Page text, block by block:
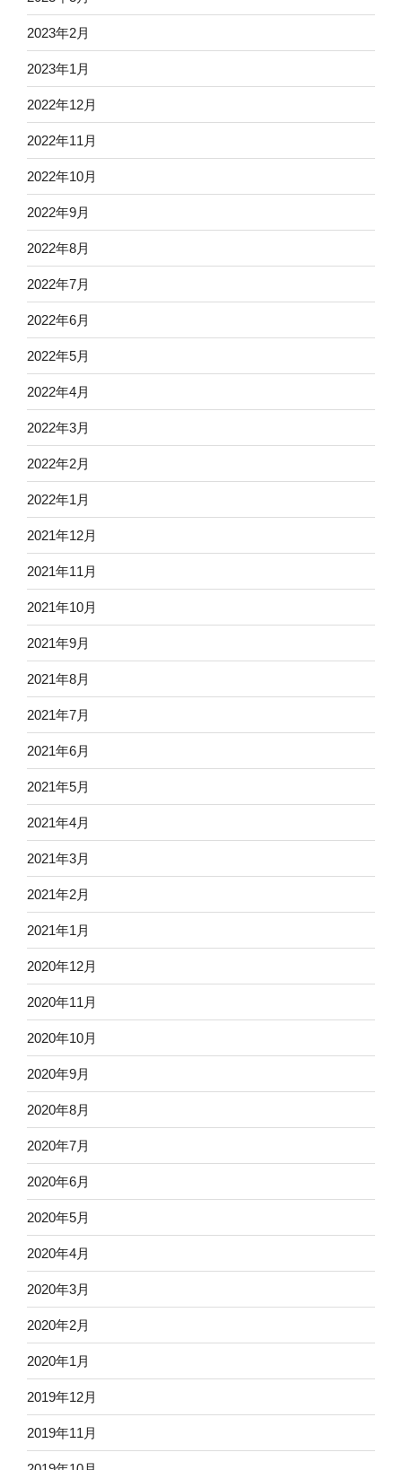
2023年2月
2023年1月
2022年12月
2022年11月
2022年10月
2022年9月
2022年8月
2022年7月
2022年6月
2022年5月
2022年4月
2022年3月
2022年2月
2022年1月
2021年12月
2021年11月
2021年10月
2021年9月
2021年8月
2021年7月
2021年6月
2021年5月
2021年4月
2021年3月
2021年2月
2021年1月
2020年12月
2020年11月
2020年10月
2020年9月
2020年8月
2020年7月
2020年6月
2020年5月
2020年4月
2020年3月
2020年2月
2020年1月
2019年12月
2019年11月